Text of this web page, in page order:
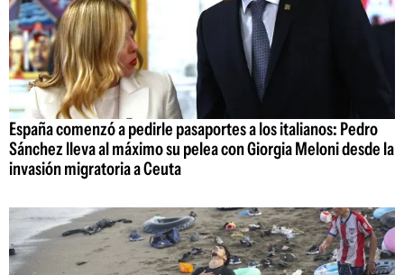
España comenzó a pedirle pasaportes a los italianos: Pedro
Sánchez lleva al máximo su pelea con Giorgia Meloni desde la
invasión migratoria a Ceuta